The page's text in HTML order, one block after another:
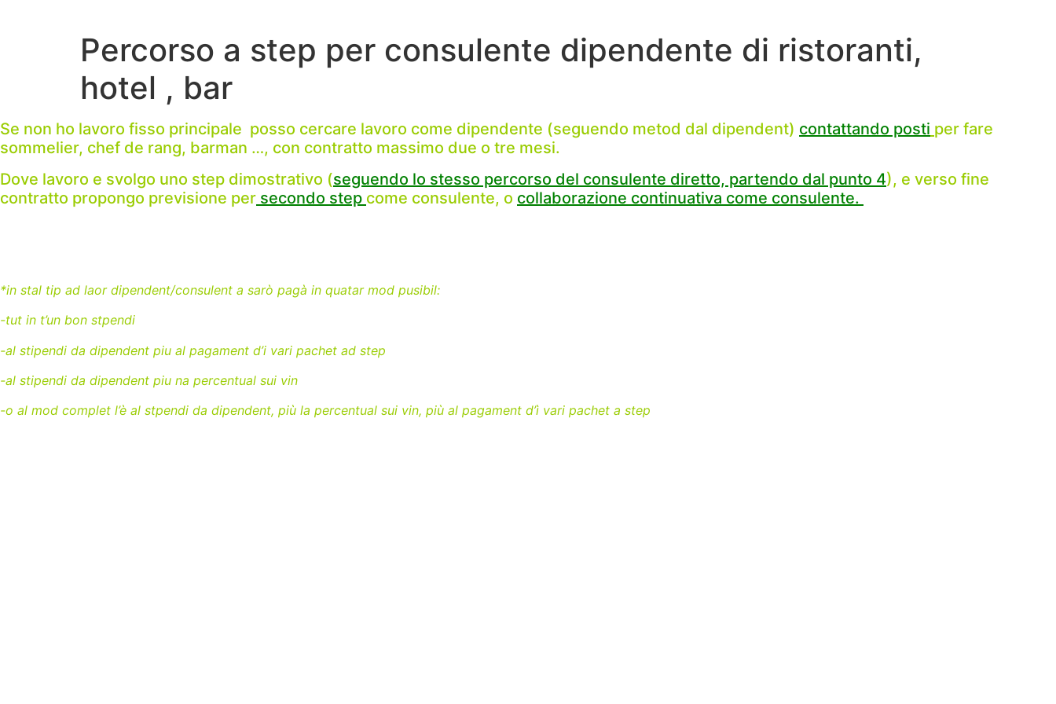
Percorso a step per consulente dipendente di ristoranti,
hotel , bar
Se non ho lavoro fisso principale posso cercare lavoro come dipendente (seguendo metod dal dipendent) contattando posti per fare
sommelier, chef de rang, barman …, con contratto massimo due o tre mesi.
Dove lavoro e svolgo uno step dimostrativo (seguendo lo stesso percorso del consulente diretto, partendo dal punto 4), e verso fine
contratto propongo previsione per secondo step come consulente, o collaborazione continuativa come consulente.
*in stal tip ad laor dipendent/consulent a sarò pagà in quatar mod pusibil:
-tut in t’un bon stpendi
-al stipendi da dipendent piu al pagament d’i vari pachet ad step
-al stipendi da dipendent piu na percentual sui vin
-o al mod complet l’è al stpendi da dipendent, più la percentual sui vin, più al pagament d’ì vari pachet a step